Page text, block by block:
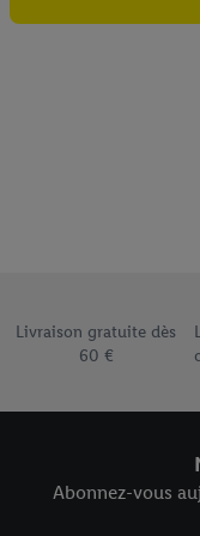
Livraison gratuite dès
60 €
Abonnez-vous
pouvoir vous
Lidl peuvent vous
mail hachée et, le
individuelles et
traitement des
En cliquant sur «